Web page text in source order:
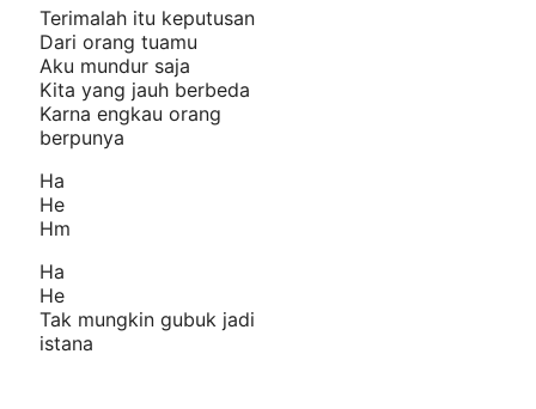
Terimalah itu keputusan
Dari orang tuamu
Aku mundur saja
Kita yang jauh berbeda
Karna engkau orang
berpunya
Ha
He
Hm
Ha
He
Tak mungkin gubuk jadi
istana